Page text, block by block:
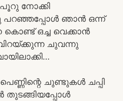
നോക്കി
ഞാൻ ഒന്ന്
കൊണ്ട് ഒച്ച വെക്കാൻ
ചുവന്നു
ചുണ്ടുകൾ ചപ്പി
തുടങ്ങിയപ്പോൾ